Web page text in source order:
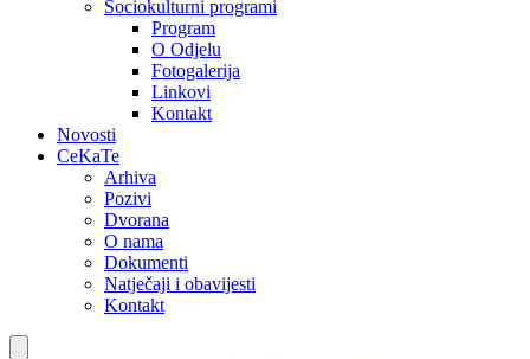
Sociokulturni programi
Program
O Odjelu
Fotogalerija
Linkovi
Kontakt
Novosti
CeKaTe
Arhiva
Pozivi
Dvorana
O nama
Dokumenti
Natječaji i obavijesti
Kontakt